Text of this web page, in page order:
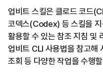
업비트 스킬은 클로드 코
코덱스(Codex) 등 스킬을 지
활용할 수 있는 참조 지침 및
업비트 CLI 사용법을 참고해
조회 등 다양한 작업을 수행